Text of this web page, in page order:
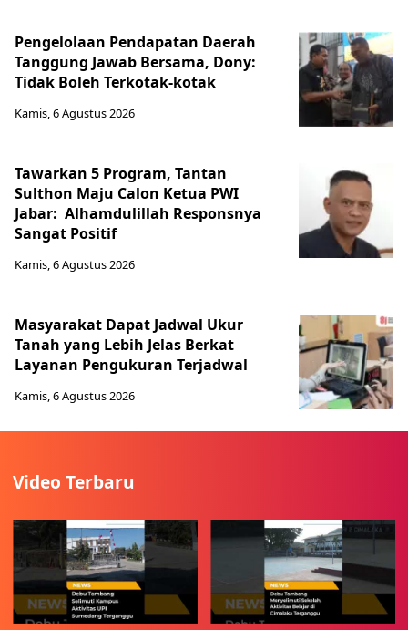
Pengelolaan Pendapatan Daerah
Tanggung Jawab Bersama, Dony:
Tidak Boleh Terkotak-kotak
Kamis, 6 Agustus 2026
Tawarkan 5 Program, Tantan
Sulthon Maju Calon Ketua PWI
Jabar: Alhamdulillah Responsnya
Sangat Positif
Kamis, 6 Agustus 2026
Masyarakat Dapat Jadwal Ukur
Tanah yang Lebih Jelas Berkat
Layanan Pengukuran Terjadwal
Kamis, 6 Agustus 2026
Video Terbaru